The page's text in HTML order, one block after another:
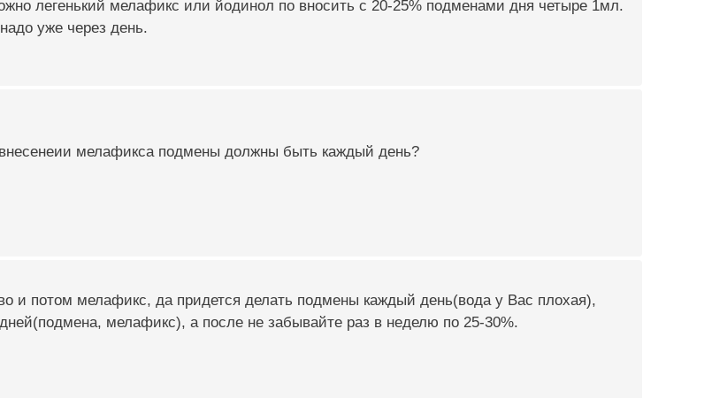
легенький мелафикс или йодинол по вносить с 20-25% подменами дня четыре 1мл.
уже через день.
мелафикса подмены должны быть каждый день?
и потом мелафикс, да придется делать подмены каждый день(вода у Вас плохая),
мелафикс), а после не забывайте раз в неделю по 25-30%.